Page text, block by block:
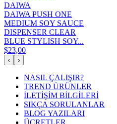
DAIWA
DAIWA PUSH ONE
MEDIUM SOY SAUCE
DISPENSER CLEAR
BLUE STYLISH SOY...
$23,00
‹ ›
NASIL ÇALIŞIR?
TREND ÜRÜNLER
İLETİŞİM BİLGİLERİ
SIKÇA SORULANLAR
BLOG YAZILARI
ÜCRETLER